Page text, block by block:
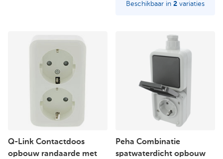
Beschikbaar in 2 variaties
Q-Link Contactdoos
opbouw randaarde met
Peha Combinatie
spatwaterdicht opbouw